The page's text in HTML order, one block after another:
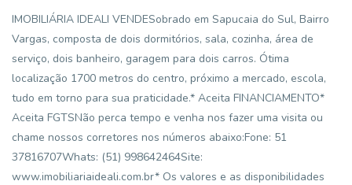
IMOBILIÁRIA IDEALI VENDESobrado em Sapucaia do Sul, Bairro
Vargas, composta de dois dormitórios, sala, cozinha, área de
serviço, dois banheiro, garagem para dois carros. Ótima
localização 1700 metros do centro, próximo a mercado, escola,
tudo em torno para sua praticidade.* Aceita FINANCIAMENTO*
Aceita FGTSNão perca tempo e venha nos fazer uma visita ou
chame nossos corretores nos números abaixo:Fone: 51
37816707Whats: (51) 998642464Site:
www.imobiliariaideali.com.br* Os valores e as disponibilidades